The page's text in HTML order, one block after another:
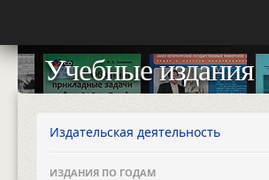
Главная
Руководство
Учебные издания
Издательская деятельность
ИЗДАНИЯ ПО ГОДАМ